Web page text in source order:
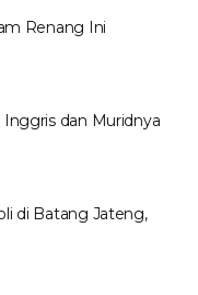
Renang Ini
Inggris dan Muridnya
di Batang Jateng,